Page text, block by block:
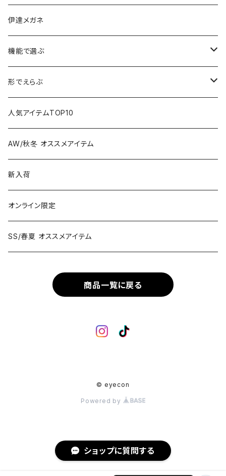
伊達メガネ
機能で選ぶ
偏光レンズ
色が変わるレンズ
形でえらぶ
Wellington
Boston
Square
Oval
Fox
人気アイテムTOP10
AW/秋冬 オススメアイテム
新入荷
オンライン限定
SS/春夏 オススメアイテム
商品一覧に戻る
© eyecon
Powered by